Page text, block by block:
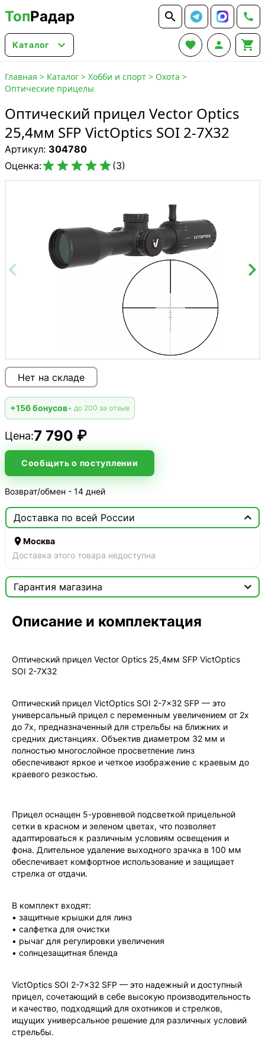
ТопРадар  
Каталог    
Главная > Каталог > Хобби и спорт > Охота >
Оптические прицелы
Оптический прицел Vector Optics
25,4мм SFP VictOptics SOI 2-7X32
Артикул: 304780
Оценка:(3)
Нет на складе
+156 бонусов+ до 200 за отзыв
Цена:7 790 ₽
Сообщить о поступлении
Возврат/обмен - 14 дней
Доставка по всей России 
Москва
Доставка этого товара недоступна
Гарантия магазина


Мы продаём только оригинальную продукцию с
Описание и комплектация
Оптический прицел Vector Optics 25,4мм SFP VictOptics
SOI 2-7X32
Оптический прицел VictOptics SOI 2-7x32 SFP — это
универсальный прицел с переменным увеличением от 2x
до 7x, предназначенный для стрельбы на ближних и
средних дистанциях. Объектив диаметром 32 мм и
полностью многослойное просветление линз
обеспечивают яркое и четкое изображение с краевым до
краевого резкостью.
Прицел оснащен 5-уровневой подсветкой прицельной
сетки в красном и зеленом цветах, что позволяет
адаптироваться к различным условиям освещения и
фона. Длительное удаление выходного зрачка в 100 мм
обеспечивает комфортное использование и защищает
стрелка от отдачи.
В комплект входят:
• защитные крышки для линз
• салфетка для очистки
• рычаг для регулировки увеличения
• солнцезащитная бленда
VictOptics SOI 2-7x32 SFP — это надежный и доступный
прицел, сочетающий в себе высокую производительность
и качество, подходящий для охотников и стрелков,
ищущих универсальное решение для различных условий
стрельбы.